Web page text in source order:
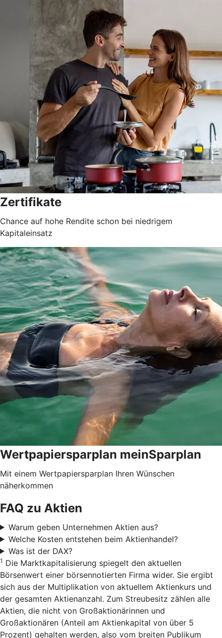
Zertifikate
Chance auf hohe Rendite schon bei niedrigem
Kapitaleinsatz
Wertpapiersparplan meinSparplan
Mit einem Wertpapiersparplan Ihren Wünschen
näherkommen
FAQ zu Aktien
Warum geben Unternehmen Aktien aus?
Welche Kosten entstehen beim Aktienhandel?
Was ist der DAX?
1 Die Marktkapitalisierung spiegelt den aktuellen
Börsenwert einer börsennotierten Firma wider. Sie ergibt
sich aus der Multiplikation von aktuellem Aktienkurs und
der gesamten Aktienanzahl. Zum Streubesitz zählen alle
Aktien, die nicht von Großaktionärinnen und
Großaktionären (Anteil am Aktienkapital von über 5
Prozent) gehalten werden, also vom breiten Publikum